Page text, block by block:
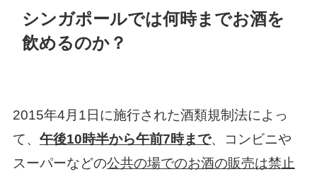
シンガポールでは何時までお酒を
飲めるのか？
2015年4月1日に施行された酒類規制法によっ
て、 午後10時半から午前7時まで、コンビニや
スーパーなどの公共の場でのお酒の販売は禁止